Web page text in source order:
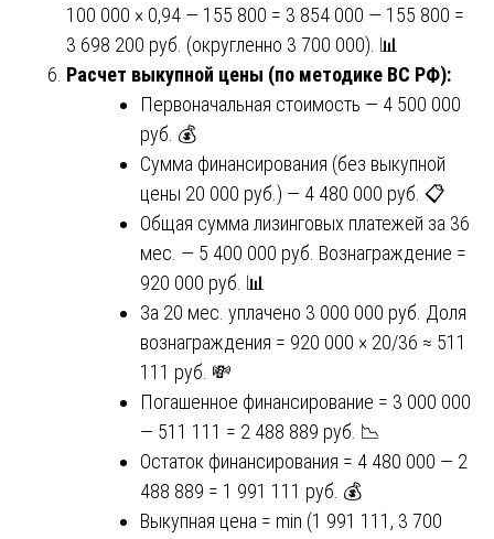
100 000 × 0,94 — 155 800 = 3 854 000 — 155 800 =
3 698 200 руб. (округленно 3 700 000). 📊
Расчет выкупной цены (по методике ВС РФ):
Первоначальная стоимость — 4 500 000
руб. 💰
Сумма финансирования (без выкупной
цены 20 000 руб.) — 4 480 000 руб. 📋
Общая сумма лизинговых платежей за 36
мес. — 5 400 000 руб. Вознаграждение =
920 000 руб. 📊
За 20 мес. уплачено 3 000 000 руб. Доля
вознаграждения = 920 000 × 20/36 ≈ 511
111 руб. 💸
Погашенное финансирование = 3 000 000
— 511 111 = 2 488 889 руб. 📉
Остаток финансирования = 4 480 000 — 2
488 889 = 1 991 111 руб. 💰
Выкупная цена = min (1 991 111, 3 700